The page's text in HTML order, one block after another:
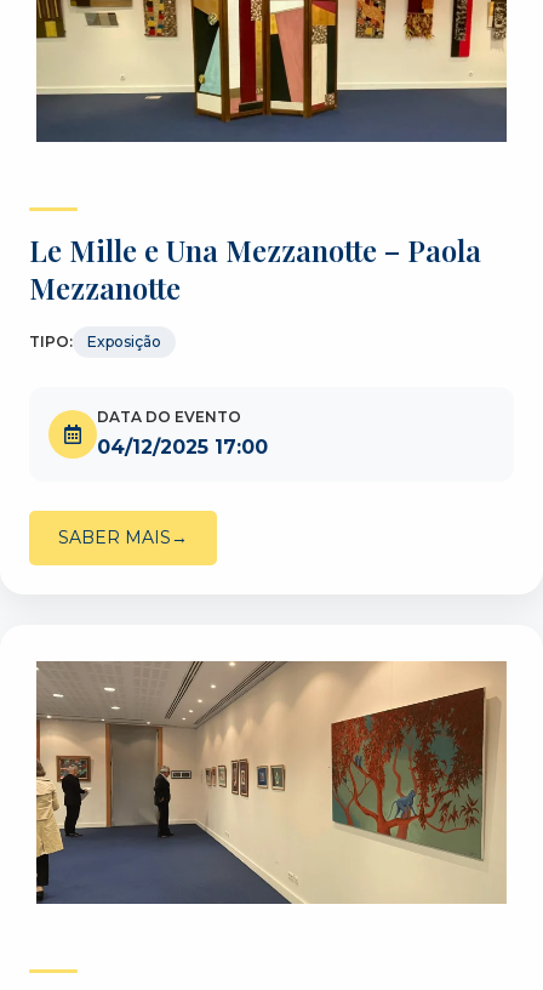
Le Mille e Una Mezzanotte – Paola
Mezzanotte
TIPO: Exposição
DATA DO EVENTO
04/12/2025 17:00
SABER MAIS